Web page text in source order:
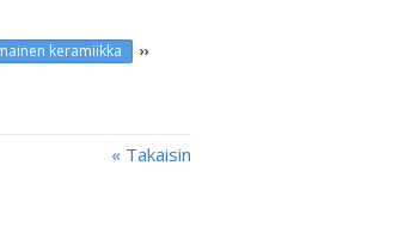
keramiikka ››
« Takaisin